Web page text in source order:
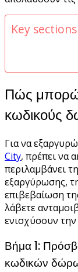
Key
Πώς
κωδικούς
Για να
City, πρέπει να
περιλαμβάνει
εξαργύρωσης,
επιβεβαίωση
λάβετε
ενισχύσουν την
Βήμα 1:
κωδικών